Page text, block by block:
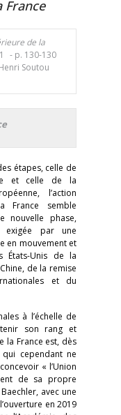
France
de la
- p. 130-130
Soutou
étapes, celle de
et celle de la
l’action
France semble
nouvelle phase,
exigée par une
en mouvement et
Unis de la
de la remise
et du
à l’échelle de
tenir son rang et
la France est, dès
cependant ne
« l’Union
de sa propre
avec une
en 2019